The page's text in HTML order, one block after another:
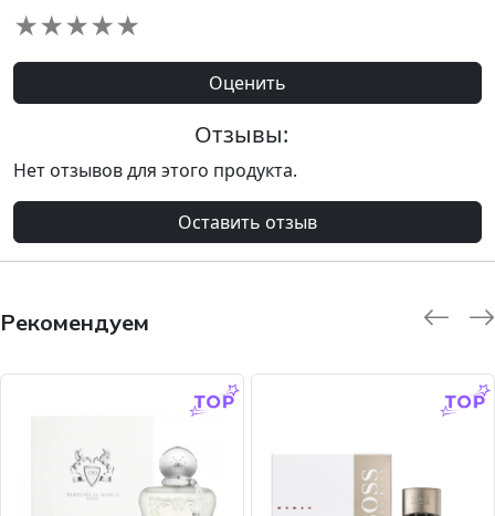
★
★
★
★
★
Оценить
Отзывы:
Нет отзывов для этого продукта.
Оставить отзыв
Рекомендуем